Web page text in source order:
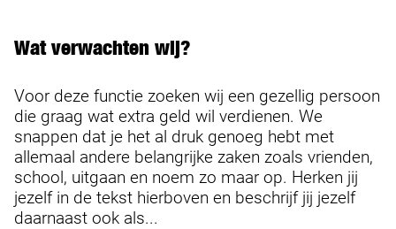
Wat verwachten wij?
Voor deze functie zoeken wij een gezellig persoon
die graag wat extra geld wil verdienen. We
snappen dat je het al druk genoeg hebt met
allemaal andere belangrijke zaken zoals vrienden,
school, uitgaan en noem zo maar op. Herken jij
jezelf in de tekst hierboven en beschrijf jij jezelf
daarnaast ook als...